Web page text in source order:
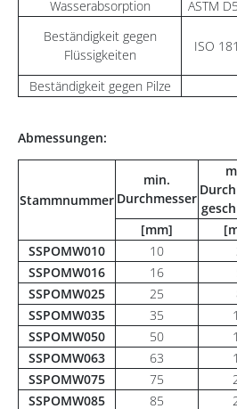
Wasserabsorption
ASTM
Beständigkeit gegen
Flüssigkeiten
ISO
Beständigkeit gegen Pilze
Abmessungen:
Stammnummer
min.
Durchmesser
[mm]
SSPOMW010
10
SSPOMW016
16
SSPOMW025
25
SSPOMW035
35
SSPOMW050
50
SSPOMW063
63
SSPOMW075
75
SSPOMW085
85